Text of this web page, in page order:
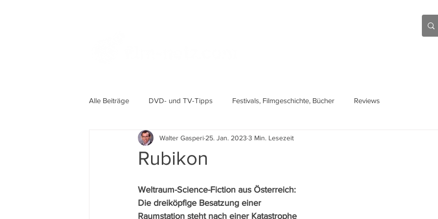
Alle Beiträge DVD- und TV-Tipps Festivals, Filmgeschichte, Bücher Reviews
Rubikon
Walter Gasperi 25. Jan. 2023 3 Min. Lesezeit
Weltraum-Science-Fiction aus Österreich:
Die dreiköpfige Besatzung einer
Raumstation steht nach einer Katastrophe